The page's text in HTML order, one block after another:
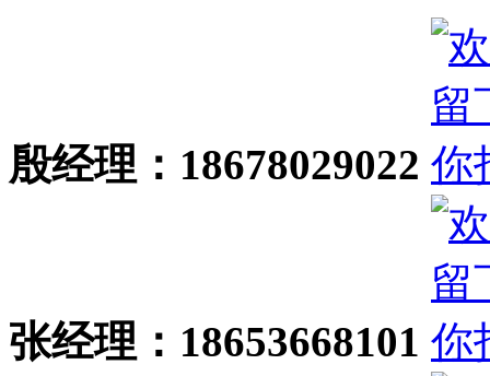
殷经理：18678029022
张经理：18653668101